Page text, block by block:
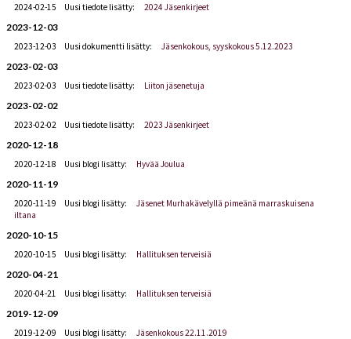
2024-02-15 Uusi tiedote lisätty: 2024 Jäsenkirjeet
2023-12-03
2023-12-03 Uusi dokumentti lisätty: Jäsenkokous, syyskokous 5.12.2023
2023-02-03
2023-02-03 Uusi tiedote lisätty: Liiton jäsenetuja
2023-02-02
2023-02-02 Uusi tiedote lisätty: 2023 Jäsenkirjeet
2020-12-18
2020-12-18 Uusi blogi lisätty: Hyvää Joulua
2020-11-19
2020-11-19 Uusi blogi lisätty:
Jäsenet Murhakävelyllä pimeänä marraskuisena
iltana
2020-10-15
2020-10-15 Uusi blogi lisätty: Hallituksen terveisiä
2020-04-21
2020-04-21 Uusi blogi lisätty: Hallituksen terveisiä
2019-12-09
2019-12-09 Uusi blogi lisätty: Jäsenkokous 22.11.2019